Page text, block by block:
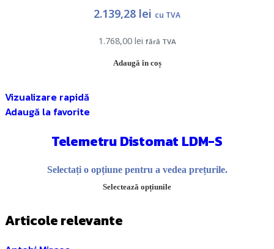
1.768,00 lei fără TVA
2.139,28 lei cu TVA
Adaugă în coș
Vizualizare rapidă
Adaugă la favorite
Telemetru Distomat LDM-S
Selectați o opțiune pentru a vedea prețurile.
Selectează opțiunile
Articole relevante